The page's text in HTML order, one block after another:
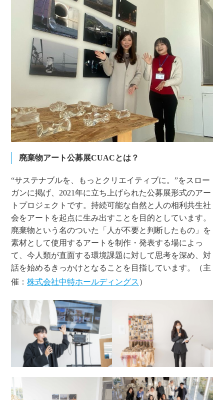
廃棄物アート公募展CUACとは？
“サステナブルを、もっとクリエイティブに。”をスロー
ガンに掲げ、2021年に立ち上げられた公募展形式のアー
トプロジェクトです。持続可能な自然と人の相利共生社
会をアートを起点に生み出すことを目的としています。
廃棄物という名のついた「人が不要と判断したもの」を
素材として使用するアートを制作・発表する場によっ
て、今人類が直面する環境課題に対して思考を深め、対
話を始めるきっかけとなることを目指しています。（主
催：株式会社中特ホールディングス ）